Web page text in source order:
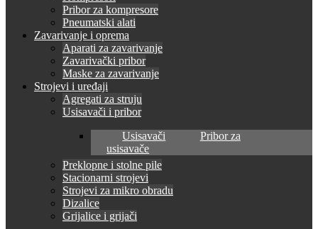
Pribor za kompresore
Pneumatski alati
Zavarivanje i oprema
Aparati za zavarivanje
Zavarivački pribor
Maske za zavarivanje
Strojevi i uređaji
Agregati za struju
Usisavači i pribor
Usisavači
Pribor za
usisavače
Preklopne i stolne pile
Stacionarni strojevi
Strojevi za mikro obradu
Dizalice
Grijalice i grijači